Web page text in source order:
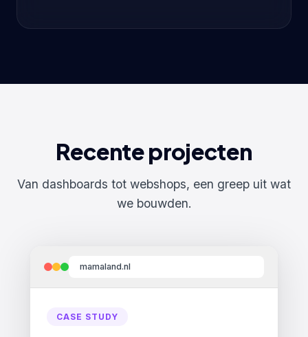
Recente projecten
Van dashboards tot webshops, een greep uit wat
we bouwden.
mamaland.nl
CASE STUDY